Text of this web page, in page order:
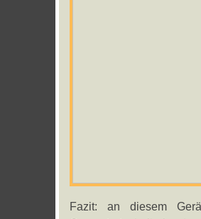
Fazit: an diesem